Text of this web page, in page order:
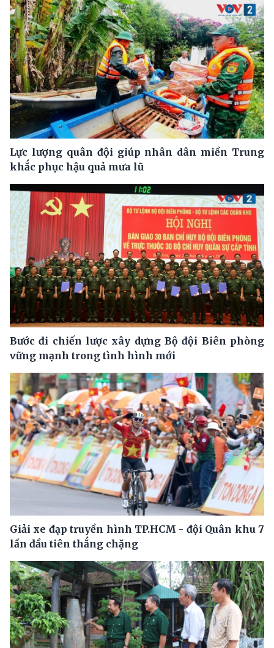
Lực lượng quân đội giúp nhân dân miền Trung
khắc phục hậu quả mưa lũ
Bước đi chiến lược xây dựng Bộ đội Biên phòng
vững mạnh trong tình hình mới
Giải xe đạp truyền hình TP.HCM - đội Quân khu 7
lần đầu tiên thắng chặng